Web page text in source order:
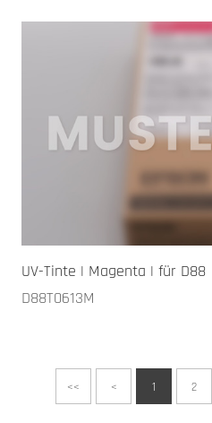
UV-Tinte | Magenta | für D88
D88T0613M
<< < 1 2